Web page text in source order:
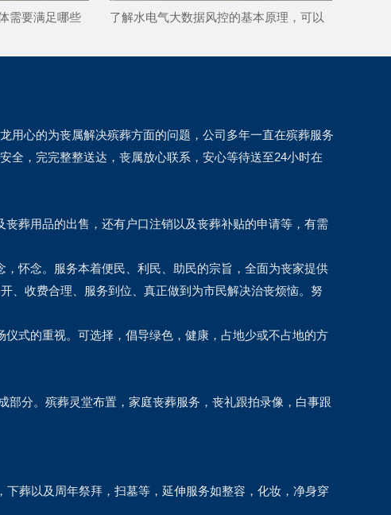
需要满足哪些
了解水电气大数据风控的基本原理，可以
用心的为丧属解决殡葬方面的问题，公司多年一直在殡葬服务
全，完完整整送达，丧属放心联系，安心等待送至24小时在
葬用品的出售，还有户口注销以及丧葬补贴的申请等，有需
怀念。服务本着便民、利民、助民的宗旨，全面为丧家提供
、收费合理、服务到位、真正做到为市民解决治丧烦恼。努
式的重视。可选择，倡导绿色，健康，占地少或不占地的方
分。殡葬灵堂布置，家庭丧葬服务，丧礼跟拍录像，白事跟
葬以及周年祭拜，扫墓等，延伸服务如整容，化妆，净身穿